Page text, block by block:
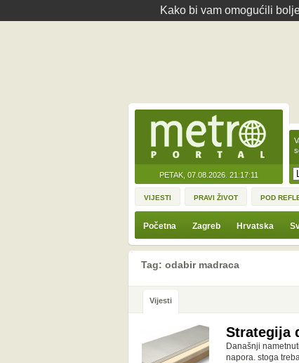
Kako bi vam omogućili
PETAK, 07.08.2026. 21:17:11
VIJESTI PRAVI ŽIVOT POD
Početna Zagreb Hrvatska
Tag: odabir madraca
Vijesti
Strategija
Današnji
napora. stoga